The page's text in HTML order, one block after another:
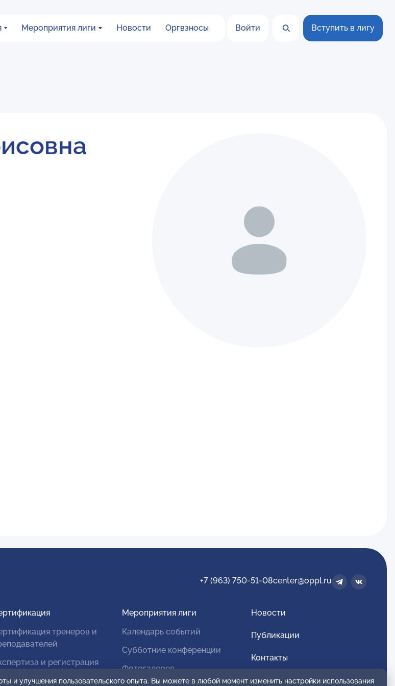
Мероприятия лиги Новости Оргвзносы Войти Вступить в лигу
+7 (963) 750-51-08center@oppl.ru
тренеров и
и регистрация
Мероприятия лиги
Календарь событий
Субботние конференции
Фотогалерея
Новости
Публикации
Контакты
Для спонсоров и партнеров
и улучшения пользовательского опыта. Вы можете в любой момент изменить настройки использования